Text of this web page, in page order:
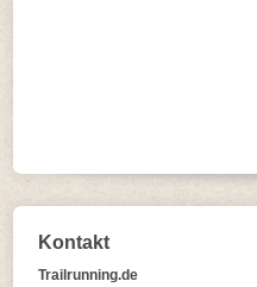
Kontakt
Trailrunning.de